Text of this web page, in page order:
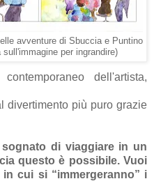
avventure di Sbuccia e Puntino
sull'immagine per ingrandire)
dell'artista,
divertimento più puro grazie
di viaggiare in un
questo è possibile. Vuoi
cui si “immergeranno” i